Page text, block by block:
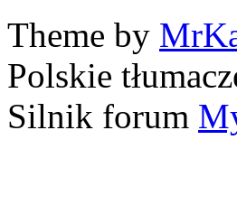
Theme by
Polskie
Silnik forum